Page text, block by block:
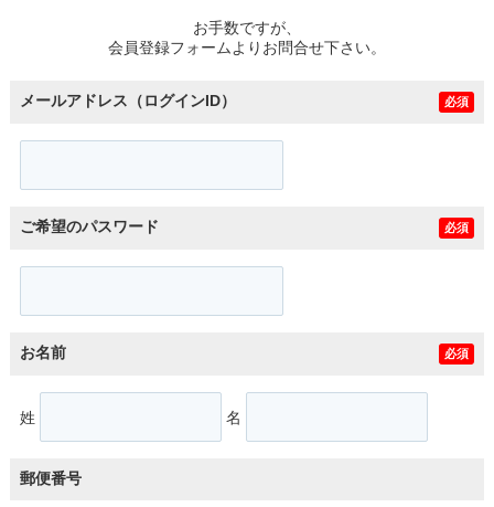
お手数ですが、
会員登録フォームよりお問合せ下さい。
メールアドレス（ログインID） 必須
ご希望のパスワード 必須
お名前 必須
姓 名
郵便番号